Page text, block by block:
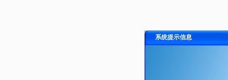
系统提示信息